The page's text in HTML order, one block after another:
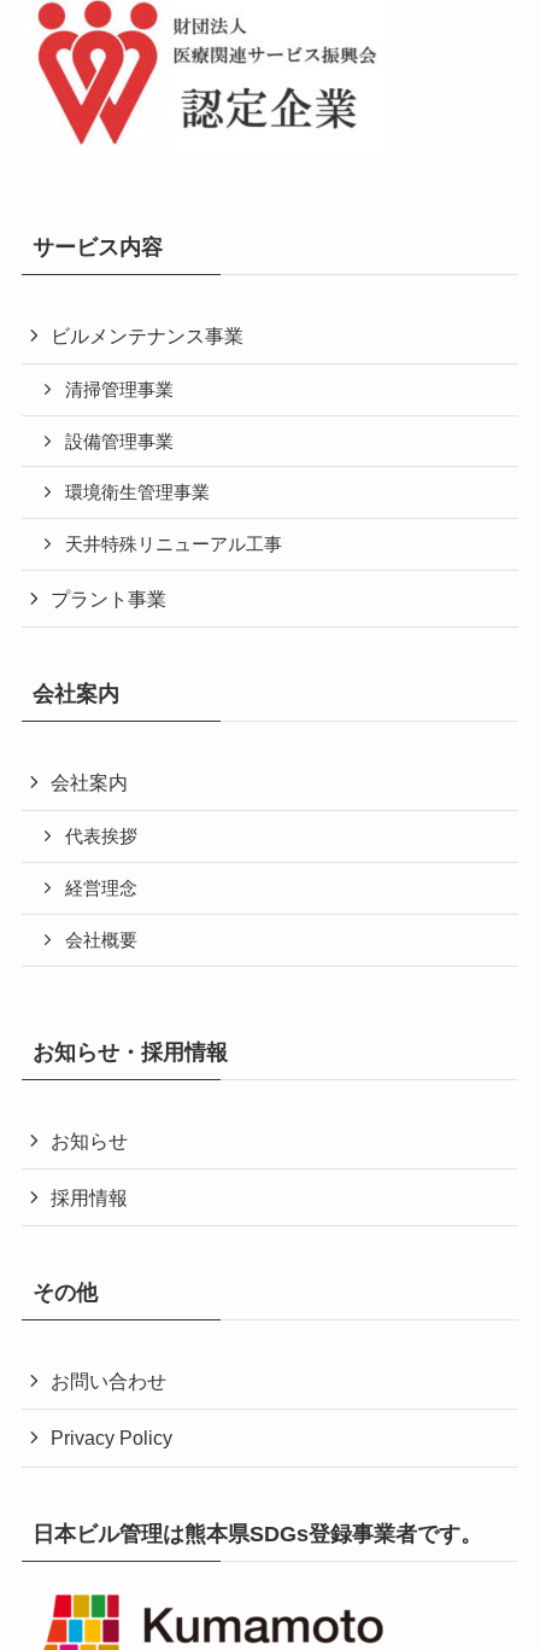
サービス内容
ビルメンテナンス事業
清掃管理事業
設備管理事業
環境衛生管理事業
天井特殊リニューアル工事
プラント事業
会社案内
会社案内
代表挨拶
経営理念
会社概要
お知らせ・採用情報
お知らせ
採用情報
その他
お問い合わせ
Privacy Policy
日本ビル管理は熊本県SDGs登録事業者です。